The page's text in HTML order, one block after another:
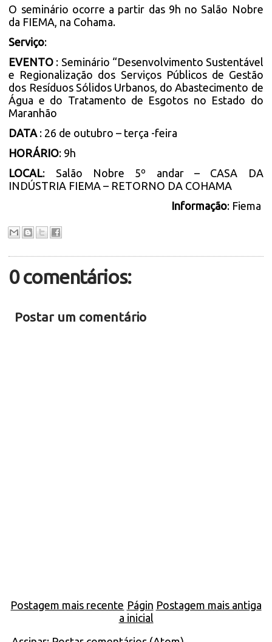
O seminário ocorre a partir das 9h no Salão Nobre
da FIEMA, na Cohama.
Serviço:
EVENTO : Seminário “Desenvolvimento Sustentável
e Regionalização dos Serviços Públicos de Gestão
dos Resíduos Sólidos Urbanos, do Abastecimento de
Água e do Tratamento de Esgotos no Estado do
Maranhão
DATA : 26 de outubro – terça -feira
HORÁRIO: 9h
LOCAL: Salão Nobre 5º andar – CASA DA
INDÚSTRIA FIEMA – RETORNO DA COHAMA
Informação: Fiema
0 comentários:
Postar um comentário
Postagem mais recente Postagem mais antiga
Págin
a inicial